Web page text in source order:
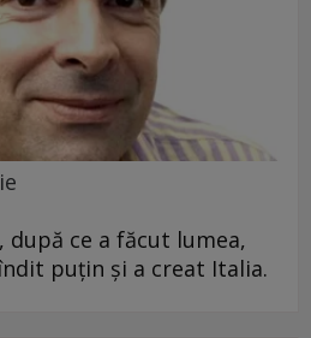
după ce a făcut lumea,
puțin și a creat Italia.